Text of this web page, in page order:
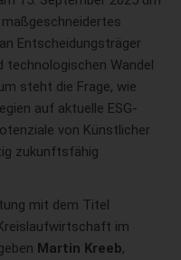
maßgeschneidertes
Entscheidungsträger
Wandel
steht die Frage, wie
auf aktuelle ESG-
von Künstlicher
zukunftsfähig
mit dem Titel
im
Martin Kreeb,